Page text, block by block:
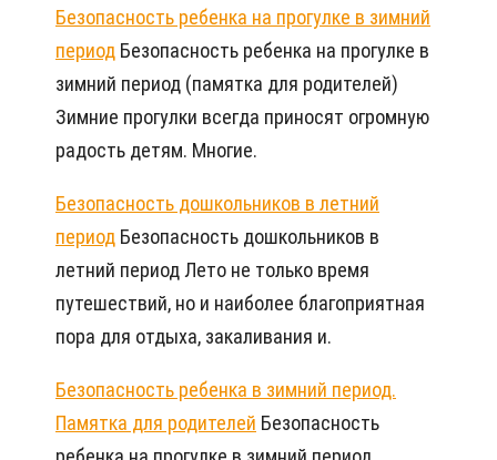
Безопасность ребенка на прогулке в зимний
период Безопасность ребенка на прогулке в
зимний период (памятка для родителей)
Зимние прогулки всегда приносят огромную
радость детям. Многие.
Безопасность дошкольников в летний
период Безопасность дошкольников в
летний период Лето не только время
путешествий, но и наиболее благоприятная
пора для отдыха, закаливания и.
Безопасность ребенка в зимний период.
Памятка для родителей Безопасность